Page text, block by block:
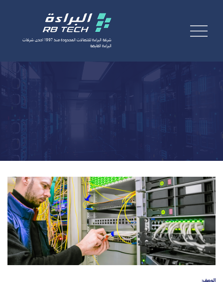
شركة البراءة للاتصالات المحدودة منذ 1997 احدى شركات
البراءة القابضة
طلب خدمة